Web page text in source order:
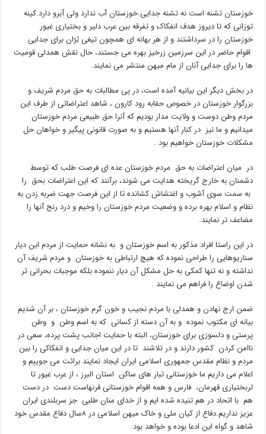
خوزستان تشنه است نه تشنه جدایی.خوزستان آب ندارد ولی آبرو دارد.کینه
توزانی که تا دیروز هدف انفکاک و تفرقه بین عرب دلیر و بختیاری غیور
خوزستان را در سرداشتند و از هر بهانه ای همچون تیغی بُرّان برای جدایی
اقوام حاضر در این سرزمین زرخیز بهره می جستند، حال نقش همدلی قومیت
ها را برای جدایی آنان از مام میهن منتشر می نمایند.
در بخش دیگر این بیانیه آمده است، در پی مطالبات به حق مردم شریف و
بزرگوار خوزستان در خصوص حقابه رود کارون ، شاهد اعتراضاتی از طرف این
مردم وطن دوست و ولایت مدار بودیم که آنرا حق طبیعی مردم خوزستان
میدانیم و ما نیز در کنار آنها هستیم و به صورت قانونی پیگیر و خواهان حل
مشکلات خوزستان خواهیم بود .
در میان اعتراضات به حق مردم خوزستان عده ای فرصت طلب که توسط
دشمنان به خارج گریخته هدایت می شوند، برآنند که این اعتراضات بحق را
به سمت سوی آشوب و اغتشاش کشانده تا از این فرصت جهت ضربه زدن به
نظام و اسلام بهره برده و وضعیت مردم خوزستان را وخیم و درد رنج آنها را
مضاعف تر نمایند.
در این راستا افراد مذکور به اسم خوزستان و به نشانه حمایت از مردم این دیار
سناریوهایی را طراحی نموده که هیچ ارتباطی به خوزستان و مردم شریف آن
نداشته و نه تنها کمکی به حل مشکل آن دیار ننموده بلکه موجبات بحرانی تر
شدن اوضاع را فراهم می نمایند .
ضمن ارج نهادن و همدلی با مردم نجیب و خون گرم خوزستان ، بر آن شدیم
بیانه ای مکتوب نموده و به آن دسته از کسانی که به اسم وطن و وطن
پرستی و دلسوزی برای خوزستان، البته با حمایت اجانب پشت پرده، سعی در
ناامن کردن کشور دارند و در تلاشند تا در این میان جدایی و انفکاکی را بین
مردم و نظام مقدس جمهوری اسلامی ایران ایجاد نمایند برائت می جوییم و
اعلام می داریم ما خوزستانی تبار های ساکن استان البرز ، از عرب غیور تا
لربختیاری قهرمان، فارس و همه اقوام خوزستانی قرنهاست دست در دست
هم با اتحاد در هم تنیده شده ایم و از خدای منان طلبی جز سربلندی ایران
عزیز نداریم.دفاع از کیان ملی و خاک میهن اسلامی در ۸سال دفاع مقدس خود
شاهد و گواه این ادعا بوده و خواهد بود.